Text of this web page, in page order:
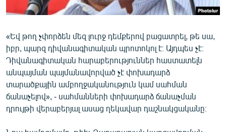
«Եվ թող չփորձեն մեզ լուրջ դեմքերով բացատրել, թե սա,
իբր, պարզ դիվանագիտական պրոտոկոլ է։ Այդպես չէ։
Դիվանագիտական հարաբերություններ հաստատելն
անպայման պայմանավորված չէ փոխադարձ
տարածքային ամբողջականություն կամ սահման
ճանաչելով», - սահմանների փոխադարձ ճանաչման
դրույթի վերաբերյալ ասաց ղեկավար դաշնակցականը։